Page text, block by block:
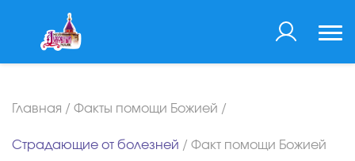
Главная / Факты помощи Божией /
Страдающие от болезней / Факт помощи Божией